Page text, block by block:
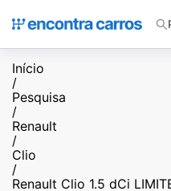
Início
/
Pesquisa
/
Renault
/
Clio
/
Renault Clio 1.5 dCi